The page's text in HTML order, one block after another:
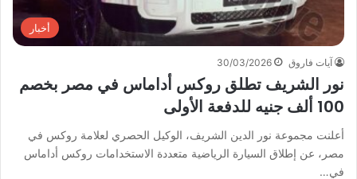
أخبار
آيات فاروق 30/03/2026
نور الشريف تطلق روكس أداماس في مصر بخصم
100 ألف جنيه للدفعة الأولى
أعلنت مجموعة نور الدين الشريف، الوكيل الحصري لعلامة روكس في
مصر، عن إطلاق السيارة الرياضية متعددة الاستخدامات روكس أداماس
في…